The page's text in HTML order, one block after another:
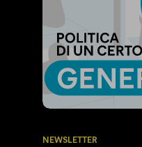
NEWSLETTER